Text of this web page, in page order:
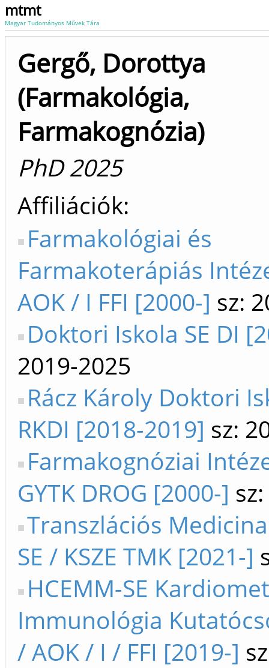
mtmt
Magyar Tudományos Művek Tára
Gergő, Dorottya
(Farmakológia,
Farmakognózia)
PhD 2025
Affiliációk
Farmakológiai és
Farmakoterápiás
AOK / I FFI [2000-] sz:
Doktori Iskola SE DI
2019-2025
Rácz Károly Doktori
RKDI [2018-2019] sz:
Farmakognóziai
GYTK DROG [2000-]
Transzlációs
SE / KSZE TMK [2021-]
HCEMM-SE
Immunológia
/ AOK / I / FFI [2019-]